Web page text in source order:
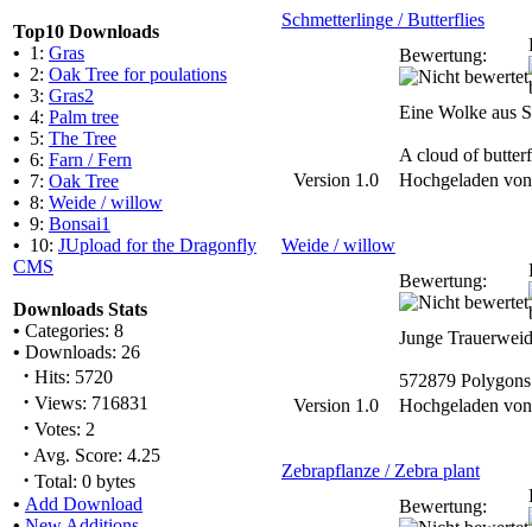
Top10 Downloads
• 1: Gras
• 2: Oak Tree for poulations
• 3: Gras2
• 4: Palm tree
• 5: The Tree
• 6: Farn / Fern
• 7: Oak Tree
• 8: Weide / willow
• 9: Bonsai1
• 10: JUpload for the Dragonfly
CMS
Downloads Stats
• Categories: 8
• Downloads: 26
· Hits: 5720
· Views: 716831
· Votes: 2
· Avg. Score: 4.25
· Total: 0 bytes
• Add Download
Schmetterlinge / Butterflies
Bewertung:
Eine Wolke aus
A cloud of
Version 1.0
Hochgeladen
Weide / willow
Bewertung:
Junge
572879 Polygons
Version 1.0
Hochgeladen
Zebrapflanze / Zebra plant
Bewertung: